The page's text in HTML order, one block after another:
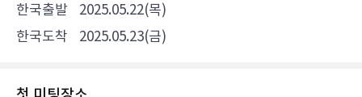
한국출발
2025.05.22(목)
한국도착
2025.05.23(금)